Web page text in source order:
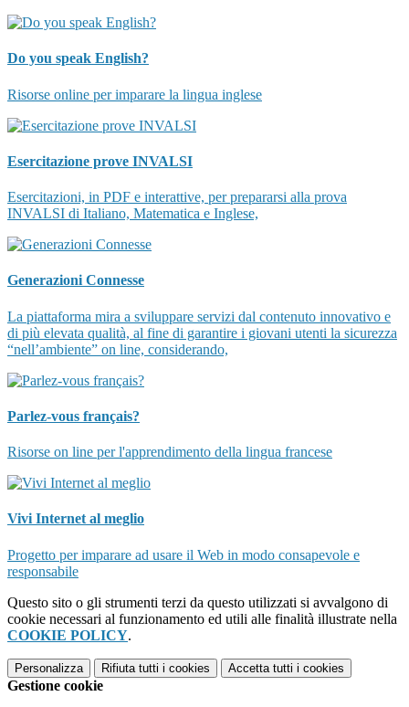
Do you speak English?
Risorse online per imparare la lingua inglese
Esercitazione prove INVALSI
Esercitazioni, in PDF e interattive, per prepararsi alla prova
INVALSI di Italiano, Matematica e Inglese,
Generazioni Connesse
La piattaforma mira a sviluppare servizi dal contenuto innovativo e
di più elevata qualità, al fine di garantire i giovani utenti la sicurezza
“nell’ambiente” on line, considerando,
Parlez-vous français?
Risorse on line per l'apprendimento della lingua francese
Vivi Internet al meglio
Progetto per imparare ad usare il Web in modo consapevole e
responsabile
Questo sito o gli strumenti terzi da questo utilizzati si avvalgono di
cookie necessari al funzionamento ed utili alle finalità illustrate nella
COOKIE POLICY.
Personalizza Rifiuta tutti i cookies Accetta tutti i cookies
Gestione cookie